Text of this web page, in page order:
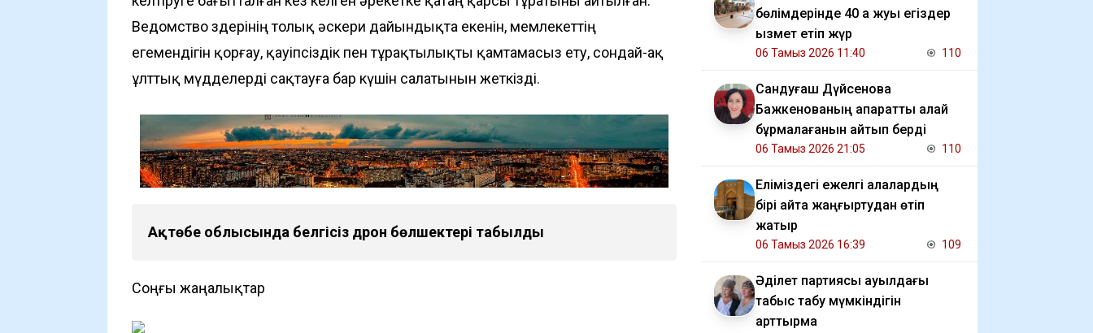
Ведомство өздерінің толық әскери дайындықта екенін, мемлекеттің
егемендігін қорғау, қауіпсіздік пен тұрақтылықты қамтамасыз ету, сондай-ақ
ұлттық мүдделерді сақтауға бар күшін салатынын жеткізді.
Ақтөбе облысында белгісіз дрон бөлшектері табылды
Соңғы жаңалықтар
бөлімдерінде 40 қа жуық егіздер
қызмет етіп жүр
06 Тамыз 2026 11:40 110
Сандуғаш Дүйсенова
Бажкенованың ақпаратты қалай
бұрмалағанын айтып берді
06 Тамыз 2026 21:05 110
Еліміздегі ежелгі қалалардың
бірі қайта жаңғыртудан өтіп
жатыр
06 Тамыз 2026 16:39 109
Әділет партиясы ауылдағы
табыс табу мүмкіндігін
арттырмақ